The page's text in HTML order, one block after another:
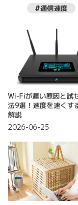
#通信速度
Wi-Fiが遅い原因と試
法9選！速度を速くす
解説
2026-06-25